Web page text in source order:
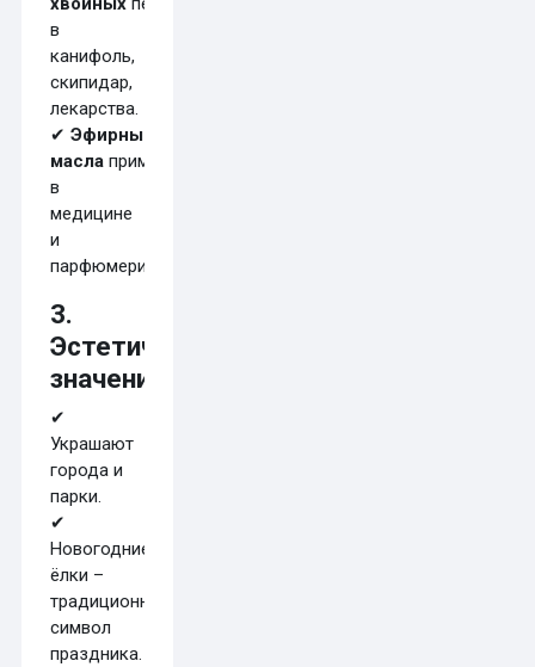
в
канифоль,
скипидар,
лекарства.
✔ Эфирные
масла применяются
в
медицине
и
парфюмерии.
3.
Эстетическое
значение
✔
Украшают
города и
парки.
✔
Новогодние
ёлки –
традиционный
символ
праздника.